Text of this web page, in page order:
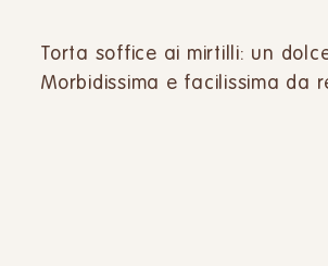
Torta soffice ai mirtilli: un
Morbidissima e facilissima da